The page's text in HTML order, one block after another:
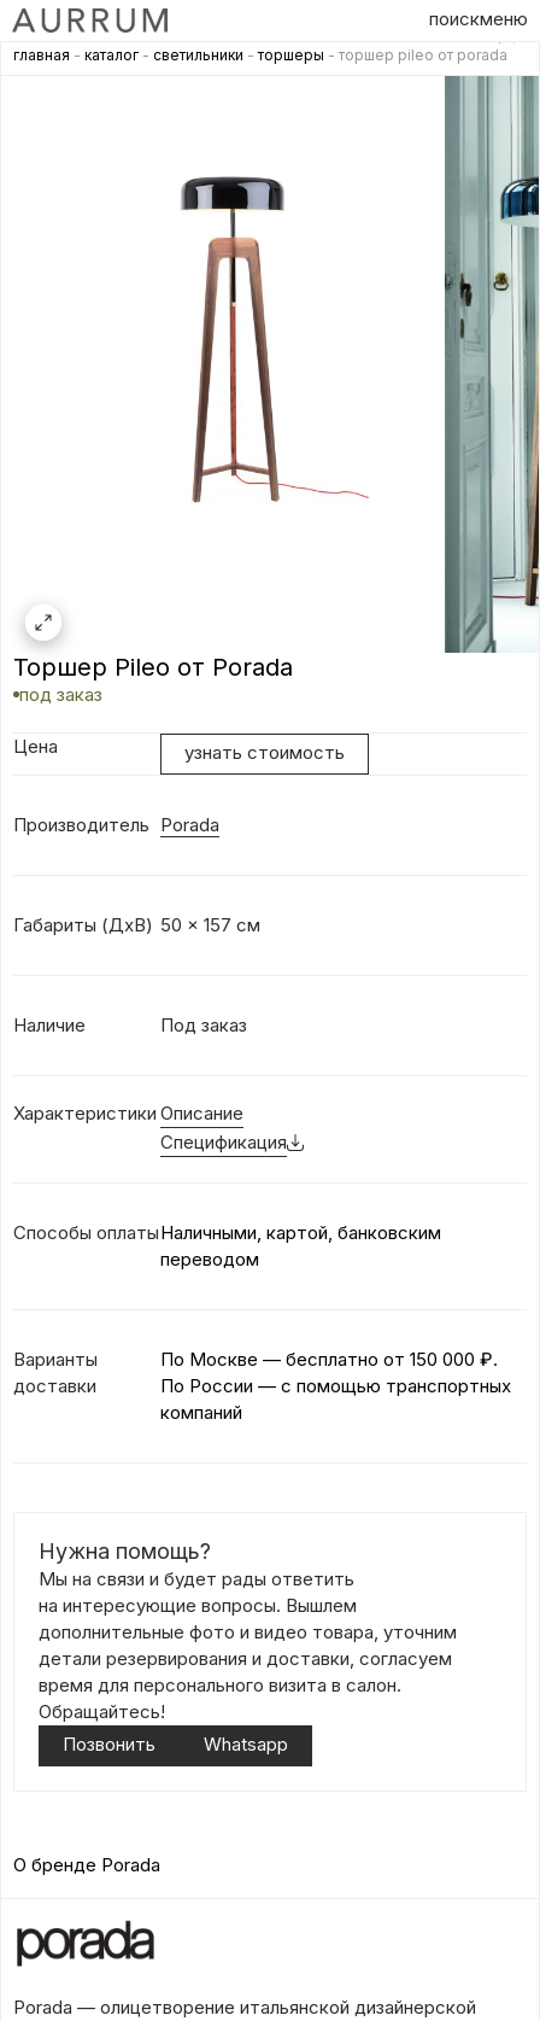
поискменю
главная - каталог - светильники -торшеры - торшер pileo от porada
Торшер Pileo от Porada
под заказ
Цена узнать стоимость
Производитель Porada
Габариты (ДхВ) 50 x 157 см
Наличие Под заказ
Характеристики Описание
Спецификация
Способы оплатыНаличными, картой, банковским
переводом
Варианты
доставки
По Москве — бесплатно от 150 000 ₽.
По России — с помощью транспортных
компаний
Нужна помощь?
Мы на связи и будет рады ответить
на интересующие вопросы. Вышлем
дополнительные фото и видео товара, уточним
детали резервирования и доставки, согласуем
время для персонального визита в салон.
Обращайтесь!
Позвонить
Whatsapp
О бренде Porada
Porada — олицетворение итальянской дизайнерской